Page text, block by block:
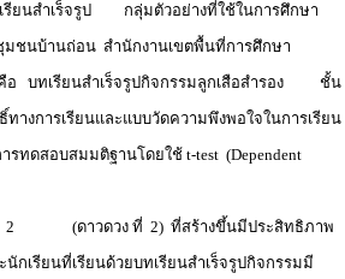
เรียนสำเร็จรูป กลุ่มตัวอย่างที่ใช้ในการศึกษา
ชนบ้านถ่อน สำนักงานเขตพื้นที่การศึกษา
อ บทเรียนสำเร็จรูปกิจกรรมลูกเสือสำรอง ชั้น
งการเรียนและแบบวัดความพึงพอใจในการเรียน
ทดสอบสมมติฐานโดยใช้ t-test (Dependent
ปีที่ 2 (ดาวดวง ที่ 2) ที่สร้างขึ้นมีประสิทธิภาพ
กเรียนที่เรียนด้วยบทเรียนสำเร็จรูปกิจกรรมมี